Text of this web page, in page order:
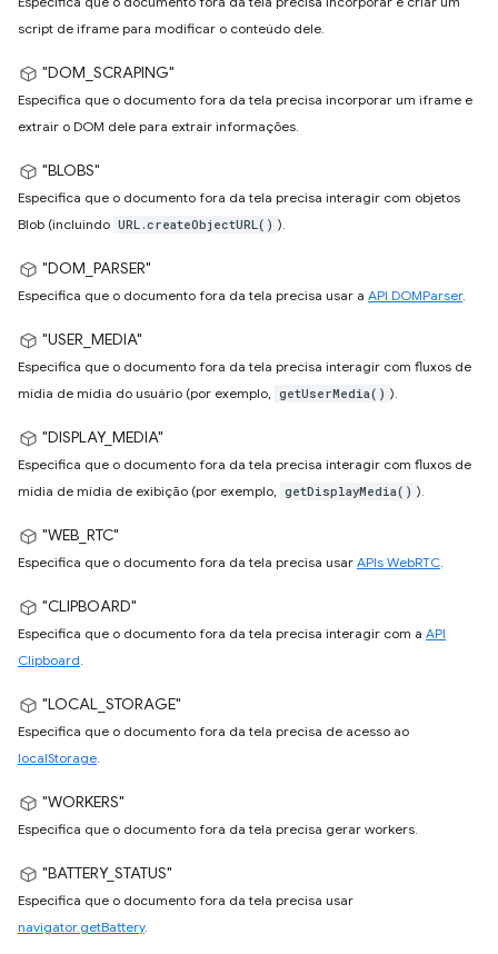
script de iframe para modificar o conteúdo dele.
"DOM_SCRAPING"
Especifica que o documento fora da tela precisa incorporar um iframe e
extrair o DOM dele para extrair informações.
"BLOBS"
Especifica que o documento fora da tela precisa interagir com objetos
Blob (incluindo URL.createObjectURL() ).
"DOM_PARSER"
Especifica que o documento fora da tela precisa usar a API DOMParser.
"USER_MEDIA"
Especifica que o documento fora da tela precisa interagir com fluxos de
mídia de mídia do usuário (por exemplo, getUserMedia() ).
"DISPLAY_MEDIA"
Especifica que o documento fora da tela precisa interagir com fluxos de
mídia de mídia de exibição (por exemplo, getDisplayMedia() ).
"WEB_RTC"
Especifica que o documento fora da tela precisa usar APIs WebRTC.
"CLIPBOARD"
Especifica que o documento fora da tela precisa interagir com a API
Clipboard.
"LOCAL_STORAGE"
Especifica que o documento fora da tela precisa de acesso ao
localStorage.
"WORKERS"
Especifica que o documento fora da tela precisa gerar workers.
"BATTERY_STATUS"
Especifica que o documento fora da tela precisa usar
navigator.getBattery.